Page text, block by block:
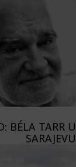
BÉLA TARR U
SARAJEVU